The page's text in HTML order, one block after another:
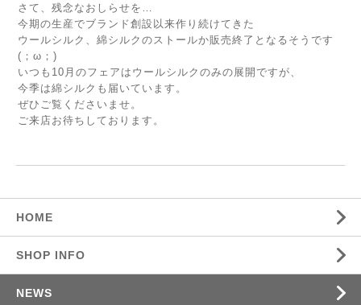
さて、残念なおしらせを…
今期の生産でブランド創設以来作り続けてきた
ウールシルク、綿シルクのストールか販売終了となるそうです
(；ω；)
いつも10月のフェアはウールシルクのみの展開ですが、
今季は綿シルクも届いています。
ぜひご覧くださいませ。
ご来店お待ちしております。
HOME
SHOP INFO
NEWS